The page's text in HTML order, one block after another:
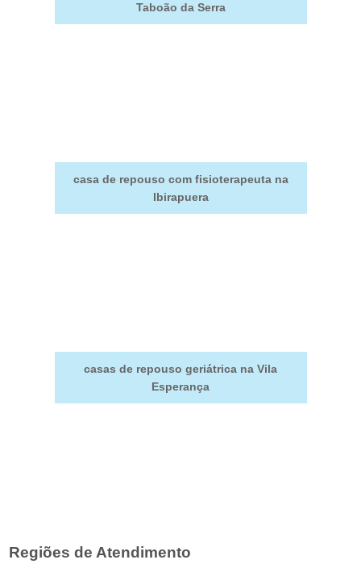
Taboão da Serra
casa de repouso com fisioterapeuta na
Ibirapuera
casas de repouso geriátrica na Vila
Esperança
Regiões de Atendimento